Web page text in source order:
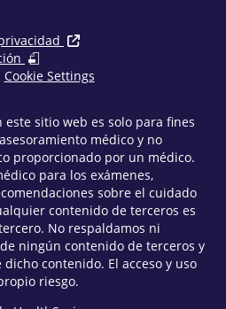
Cookie Settings
sitio web es solo para fines
médico y no
proporcionado por un médico.
para los exámenes,
sobre el cuidado
contenido de terceros es
No respaldamos ni
ningún contenido de terceros y
contenido. El acceso y uso
riesgo.